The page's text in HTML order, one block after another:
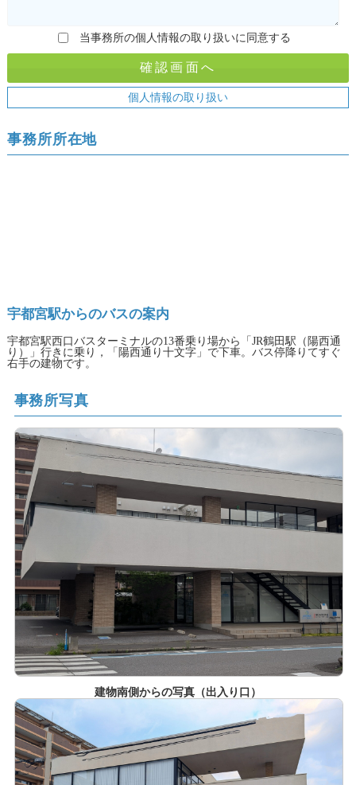
当事務所の個人情報の取り扱いに同意する
個人情報の取り扱い
事務所所在地
宇都宮駅からのバスの案内
宇都宮駅西口バスターミナルの13番乗り場から「JR鶴田駅（陽西通
り）」行きに乗り，「陽西通り十文字」で下車。バス停降りてすぐ
右手の建物です。
事務所写真
建物南側からの写真（出入り口）